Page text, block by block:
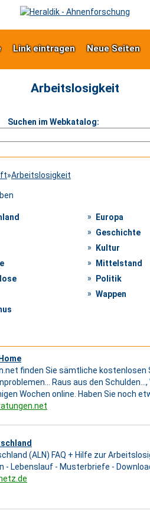
Link eintragen Neue Seiten
Arbeitslosigkeit
Suchen im Webkatalog:
»Arbeitslosigkeit
Europa
Geschichte
Kultur
Mittelstand
Politik
Wappen
finden Sie sämtliche kostenlosen
Raus aus den
Wochen online. Haben Sie noch
(ALN) FAQ + Hilfe zur
- Lebenslauf - Musterbriefe -